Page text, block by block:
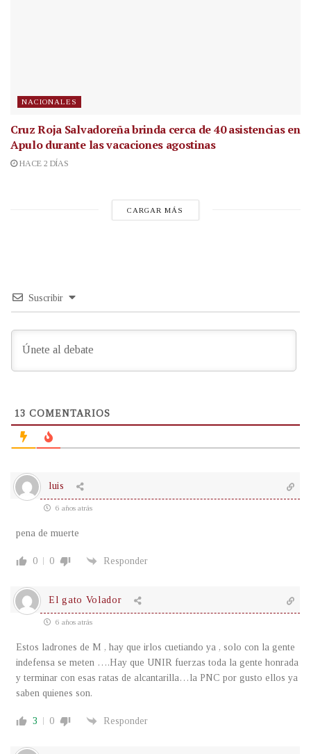
NACIONALES
Cruz Roja Salvadoreña brinda cerca de 40 asistencias en
Apulo durante las vacaciones agostinas
HACE 2 DÍAS
CARGAR MÁS
Suscribir
13 COMENTARIOS
luis
6 años atrás
pena de muerte
0 0 Responder
El gato Volador
6 años atrás
Estos ladrones de M , hay que irlos cuetiando ya , solo con la gente
indefensa se meten ….Hay que UNIR fuerzas toda la gente honrada
y terminar con esas ratas de alcantarilla…la PNC por gusto ellos ya
saben quienes son.
3 0 Responder